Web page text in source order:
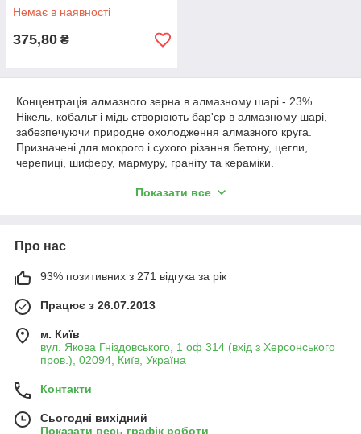
Немає в наявності
375,80 ₴
Концентрація алмазного зерна в алмазному шарі - 23%.
Нікель, кобальт і мідь створюють бар'єр в алмазному шарі,
забезпечуючи природне охолодження алмазного круга.
Призначені для мокрого і сухого різання бетону, цегли,
черепиці, шиферу, мармуру, граніту та кераміки.
фахівці допоможуть організувати доставку по Києву, а також
Показати все
Про нас
93% позитивних з 271 відгука за рік
Працює з 26.07.2013
м. Київ
вул. Якова Гніздовського, 1 оф 314 (вхід з Херсонського
пров.), 02094, Київ, Україна
Контакти
Сьогодні вихідний
Показати весь графік роботи